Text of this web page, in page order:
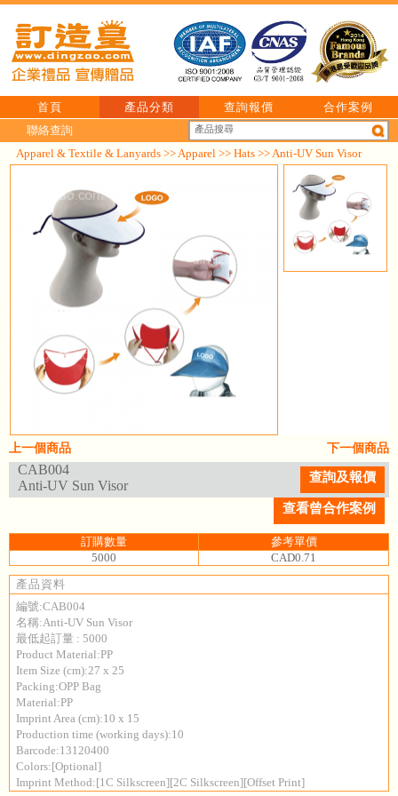
首頁 產品分類 查詢報價
合作案例
聯絡查詢
Apparel & Textile & Lanyards >> Apparel >> Hats >> Anti-UV Sun Visor
下一個商品
上一個商品
CAB004
Anti-UV Sun Visor
查詢及報價
查看曾合作案例
訂購數量
參考單價
5000
CAD0.71
產品資料
編號:CAB004
名稱:Anti-UV Sun Visor
最低起訂量 : 5000
Product Material:PP
Item Size (cm):27 x 25
Packing:OPP Bag
Material:PP
Imprint Area (cm):10 x 15
Production time (working days):10
Barcode:13120400
Colors:[Optional]
Imprint Method:[1C Silkscreen][2C Silkscreen][Offset Print]